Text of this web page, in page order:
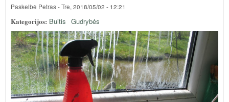
Paskelbė Petras-Tre, 2018/05/02 - 12:21
Kategorijos: Buitis Gudrybės